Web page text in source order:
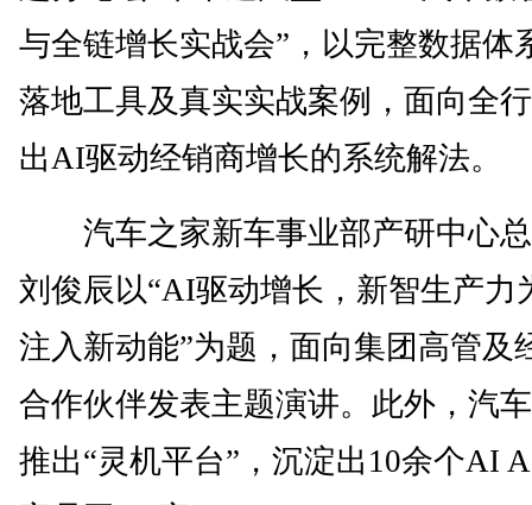
与全链增长实战会”，以完整数据体
落地工具及真实实战案例，面向全
出AI驱动经销商增长的系统解法。
汽车之家新车事业部产研中心
刘俊辰以“AI驱动增长，新智生产力
注入新动能”为题，面向集团高管及
合作伙伴发表主题演讲。此外，汽
推出“灵机平台”，沉淀出10余个AI